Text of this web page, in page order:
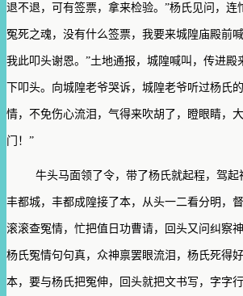
退不退，可有签票，拿来检验。”杨氏见问，连
冤死之魂，没有什么签票，我要来城隍庙殿前
我此叩头谢恩。”土地通报，城隍喊叫，传进殿
下叩头。向城隍老爷哭诉，城隍老爷听过杨氏
情，不免伤心流泪，气得来吹胡了，瞪眼睛，
门！”
牛头马面领了令，带了杨氏就起程，驾起
丰都城，丰都成隍接了本，从头一二看分明，
滚滚查冤情，忙把值日功曹请，回头又问纠察
杨氏冤情句句真，众神禀罢眼流泪，杨氏死得
本，要与杨氏把冤伸，回头就把文书写，字字